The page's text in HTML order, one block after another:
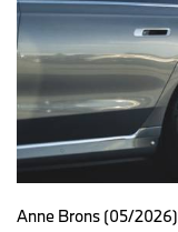
Anne Brons (05/2026)